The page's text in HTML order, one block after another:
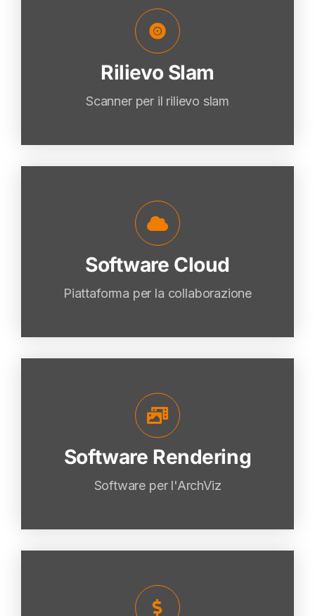
Rilievo Slam
Scanner per il rilievo slam
Rilievo Slam
VAI
Software Cloud
Piattaforma per la collaborazione
Software Cloud
VAI
Software Rendering
Software per l'ArchViz
Software Rendering
VAI